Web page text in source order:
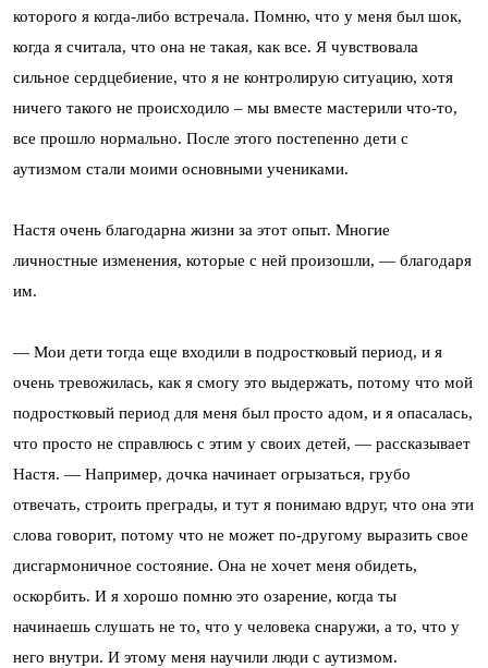
которого я когда-либо встречала. Помню, что у меня был шок,
когда я считала, что она не такая, как все. Я чувствовала
сильное сердцебиение, что я не контролирую ситуацию, хотя
ничего такого не происходило – мы вместе мастерили что-то,
все прошло нормально. После этого постепенно дети с
аутизмом стали моими основными учениками.
Настя очень благодарна жизни за этот опыт. Многие
личностные изменения, которые с ней произошли, — благодаря
им.
— Мои дети тогда еще входили в подростковый период, и я
очень тревожилась, как я смогу это выдержать, потому что мой
подростковый период для меня был просто адом, и я опасалась,
что просто не справлюсь с этим у своих детей, — рассказывает
Настя. — Например, дочка начинает огрызаться, грубо
отвечать, строить преграды, и тут я понимаю вдруг, что она эти
слова говорит, потому что не может по-другому выразить свое
дисгармоничное состояние. Она не хочет меня обидеть,
оскорбить. И я хорошо помню это озарение, когда ты
начинаешь слушать не то, что у человека снаружи, а то, что у
него внутри. И этому меня научили люди с аутизмом.